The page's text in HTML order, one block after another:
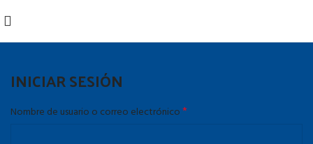
INICIAR SESIÓN
Nombre de usuario o correo electrónico*